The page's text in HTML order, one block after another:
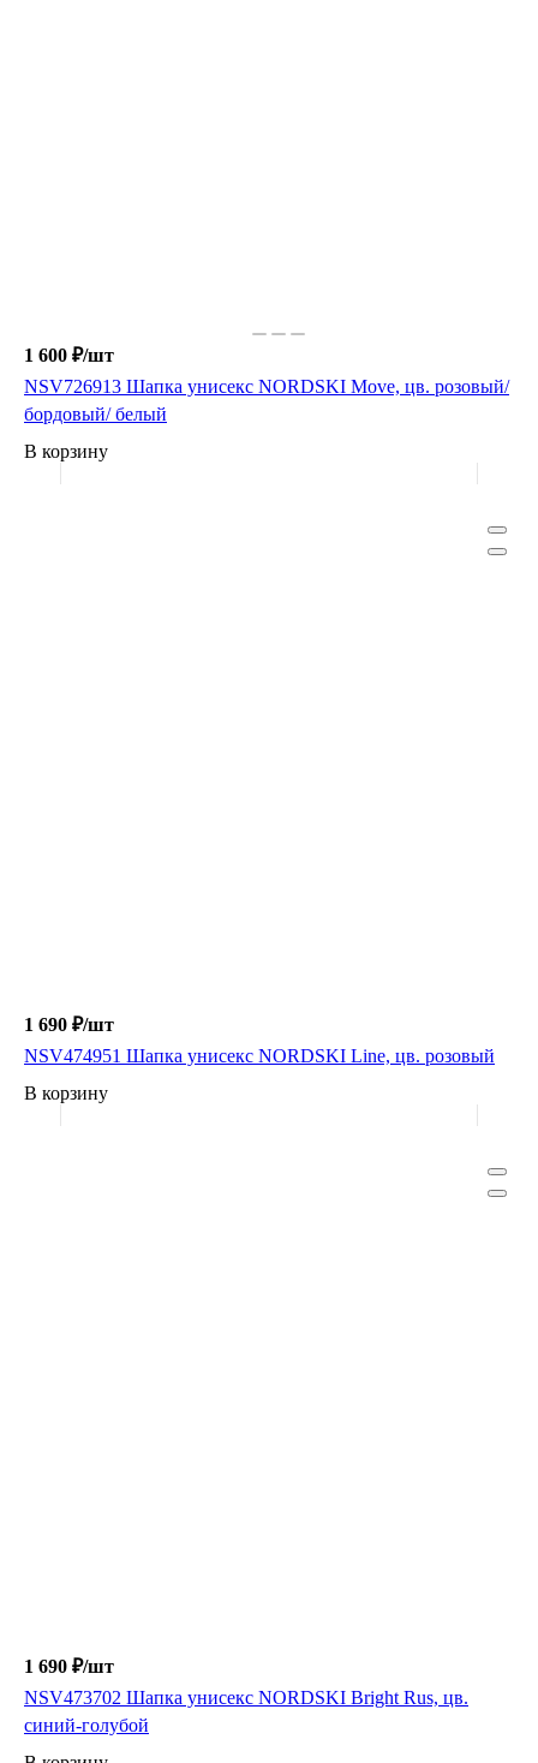
1 600 ₽/шт
NSV726913 Шапка унисекс NORDSKI Move, цв. розовый/
бордовый/ белый
В корзину
1 690 ₽/шт
NSV474951 Шапка унисекс NORDSKI Line, цв. розовый
В корзину
1 690 ₽/шт
NSV473702 Шапка унисекс NORDSKI Bright Rus, цв.
синий-голубой